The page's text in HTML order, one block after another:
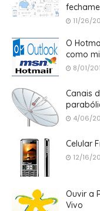
11/26/
O
como
8/01/
Canais
4/06/
Celular
12/16/
Ouvir a
Vivo